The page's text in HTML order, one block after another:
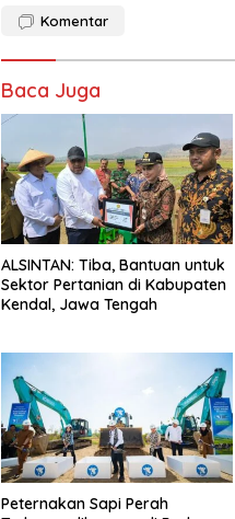
Komentar
Baca Juga
ALSINTAN: Tiba, Bantuan untuk
Sektor Pertanian di Kabupaten
Kendal, Jawa Tengah
Peternakan Sapi Perah